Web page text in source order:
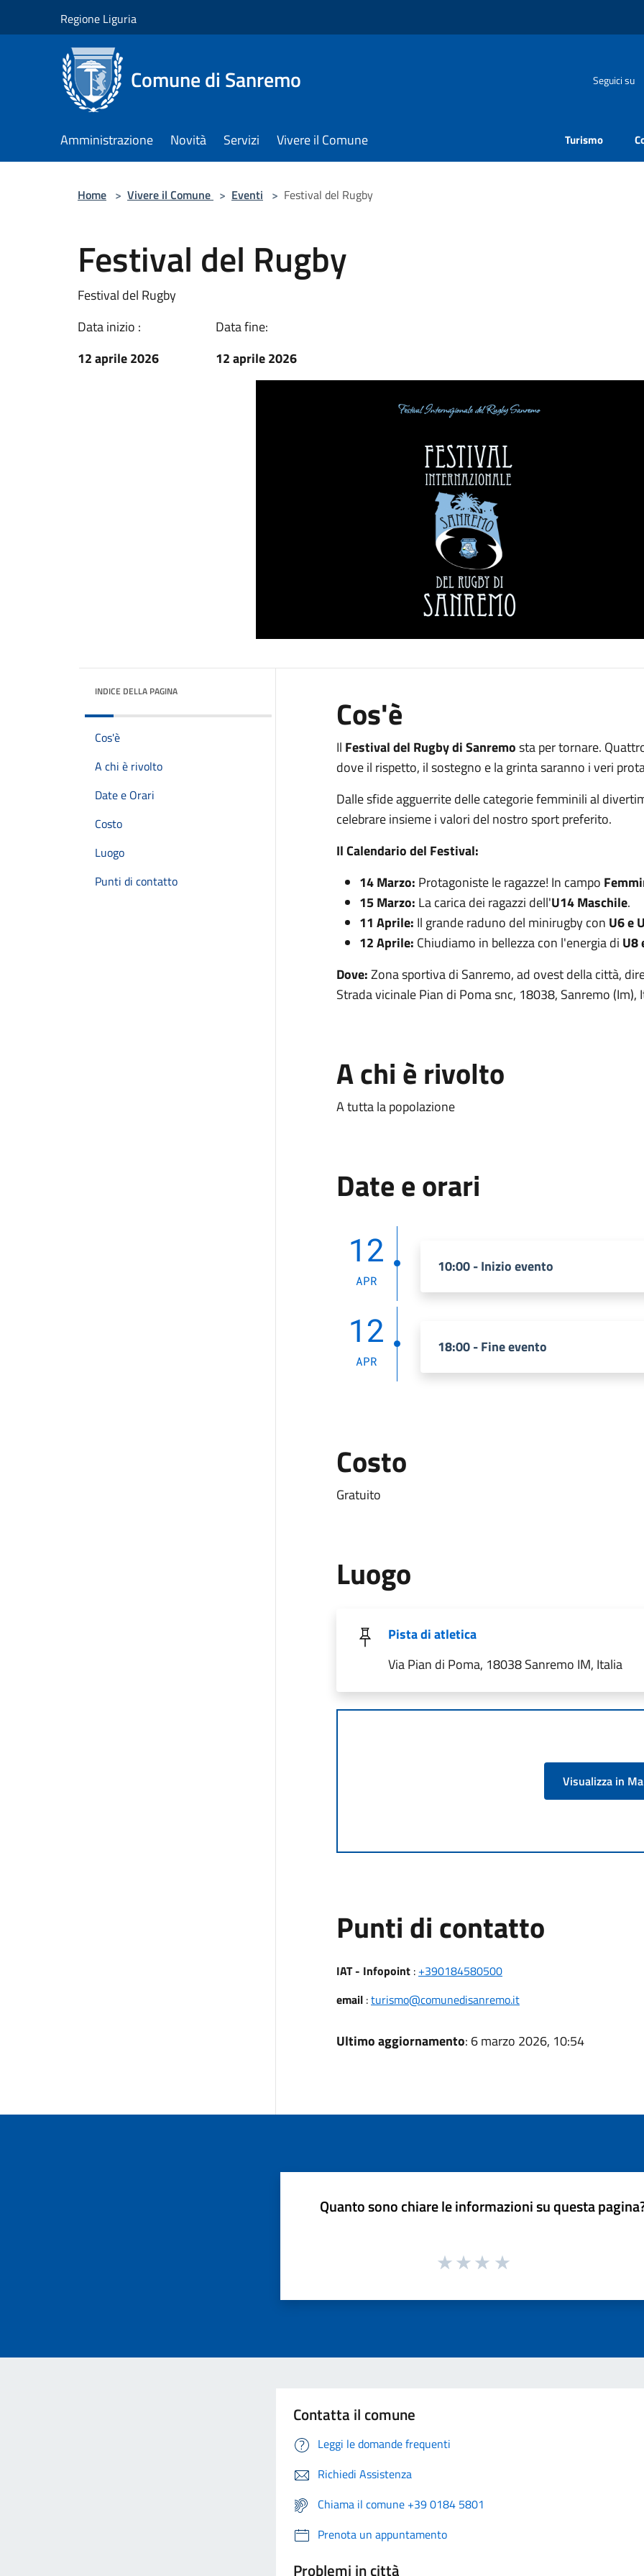
Regione Liguria
Comune di Sanremo Seguici su
Amministrazione Novità Servizi Vivere il Comune Turismo
Home > Vivere il Comune > Eventi > Festival del Rugby
Festival del Rugby
Festival del Rugby
Data inizio :
12 aprile 2026
Data fine:
12 aprile 2026
INDICE DELLA PAGINA
Cos'è
A chi è rivolto
Date e Orari
Costo
Luogo
Punti di contatto
Cos'è
Il Festival del Rugby di Sanremosta per tornare.
dove il rispetto, il sostegno e la grinta saranno i veri
Dalle sfide agguerrite delle categorie femminili al
celebrare insieme i valori del nostro sport preferito.
Il Calendario del Festival:
14 Marzo: Protagoniste le ragazze! In campo
15 Marzo: La carica dei ragazzi dell'U14 Maschile.
11 Aprile: Il grande raduno del minirugby con U6 e
12 Aprile: Chiudiamo in bellezza con l'energia di U8
Dove:Zona sportiva di Sanremo, ad ovest della città,
Strada vicinale Pian di Poma snc, 18038, Sanremo (Im),
A chi è rivolto
A tutta la popolazione
Date e orari
12
APR
10:00 - Inizio evento
12
APR
18:00 - Fine evento
Costo
Gratuito
Luogo
Pista di atletica
Via Pian di Poma, 18038 Sanremo IM, Italia
Visualizza in
Punti di contatto
IAT - Infopoint: +390184580500
email:turismo@comunedisanremo.it
Ultimo aggiornamento: 6 marzo 2026, 10:54
Quanto sono chiare le informazioni su questa
Contatta il comune
Leggi le domande frequenti
Richiedi Assistenza
Chiama il comune +39 0184 5801
Prenota un appuntamento
Problemi in città